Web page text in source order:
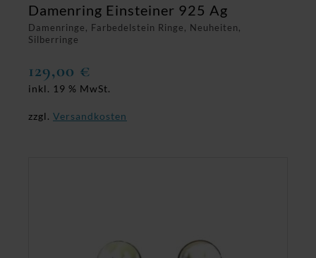
Damenringe, Farbedelstein Ringe, Neuheiten,
Silberringe
Damenring Einsteiner 925 Ag
129,00 €
inkl. 19 % MwSt.
zzgl. Versandkosten